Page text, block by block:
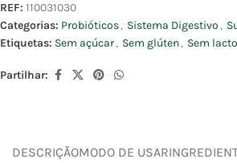
REF: 110031030
Categorias: Probióticos, Sistema Digestivo ,
Etiquetas: Sem açúcar, Sem glúten, Sem
Partilhar:
DESCRIÇÃOMODO DE USAR